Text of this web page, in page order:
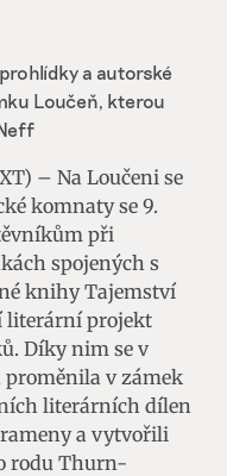
– Na Loučeni se
komnaty se 9.
při
spojených s
knihy Tajemství
literární projekt
Díky nim se v
proměnila v zámek
literárních dílen
a vytvořili
rodu Thurn-